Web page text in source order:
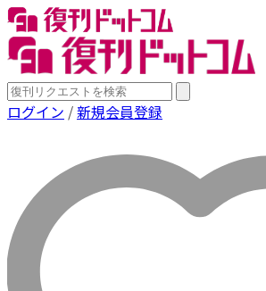
ログイン /新規会員登録